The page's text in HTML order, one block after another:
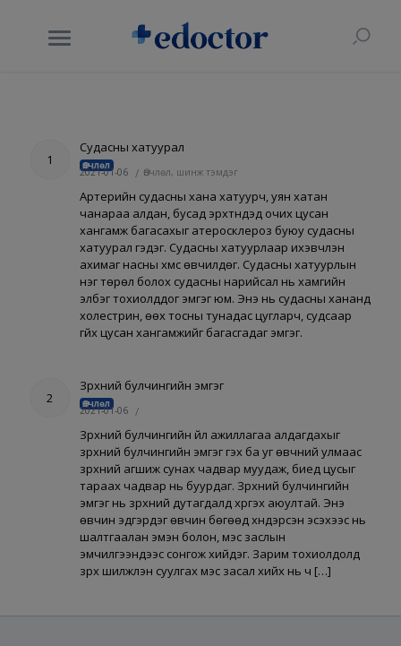
1
Судасны хатуурал
Өвчлөл
2021-01-06 / Өвчлөл, шинж тэмдэг
Артерийн судасны хана хатуурч, уян хатан
чанараа алдан, бусад эрхтнүүдэд очих цусан
хангамж багасахыг атеросклероз буюу судасны
хатуурал гэдэг. Судасны хатуурлаар ихэвчлэн
ахимаг насны хүмүүс өвчилдөг. Судасны хатуурлын
нэг төрөл болох судасны нарийсал нь хамгийн
элбэг тохиолддог эмгэг юм. Энэ нь судасны хананд
холестрин, өөх тосны тунадас цугларч, судсаар
гүйх цусан хангамжийг багасгадаг эмгэг.
2
Зүрхний булчингийн эмгэг
Өвчлөл
2021-01-06 /
Зүрхний булчингийн үйл ажиллагаа алдагдахыг
зүрхний булчингийн эмгэг гэх ба уг өвчний улмаас
зүрхний агшиж сунах чадвар муудаж, биед цусыг
тараах чадвар нь буурдаг. Зүрхний булчингийн
эмгэг нь зүрхний дутагдалд хүргэх аюултай. Энэ
өвчин эдгэрдэг өвчин бөгөөд хүндэрсэн эсэхээс нь
шалтгаалан эмэн болон, мэс заслын
эмчилгээнүүдээс сонгож хийдэг. Зарим тохиолдолд
зүрх шилжүүлэн суулгах мэс засал хийх нь ч […]